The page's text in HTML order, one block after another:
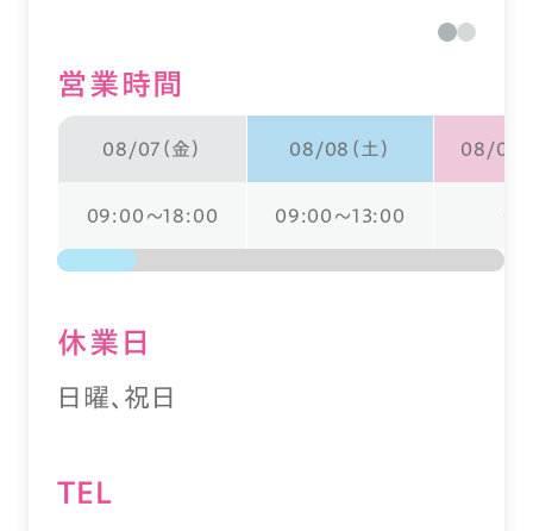
営業時間
08/07（金） 08/08（土） 08/09（
09:00～18:00 09:00～13:00
休業⽇
日曜、祝日
TEL